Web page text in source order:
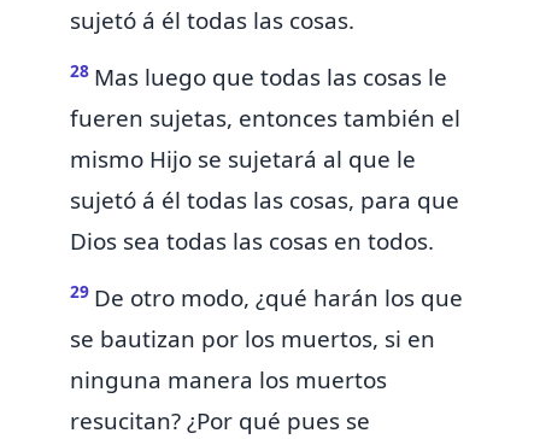
sujetó á él todas las cosas.
28 Mas luego que todas las cosas le
fueren sujetas, entoncestambién el
mismo Hijo se sujetará al que le
sujetó á él todas las cosas, para que
Dios sea todas las cosas en todos.
29 De otro modo, ¿qué harán los que
se bautizan por los muertos, si en
ninguna manera los muertos
resucitan? ¿Por qué pues se